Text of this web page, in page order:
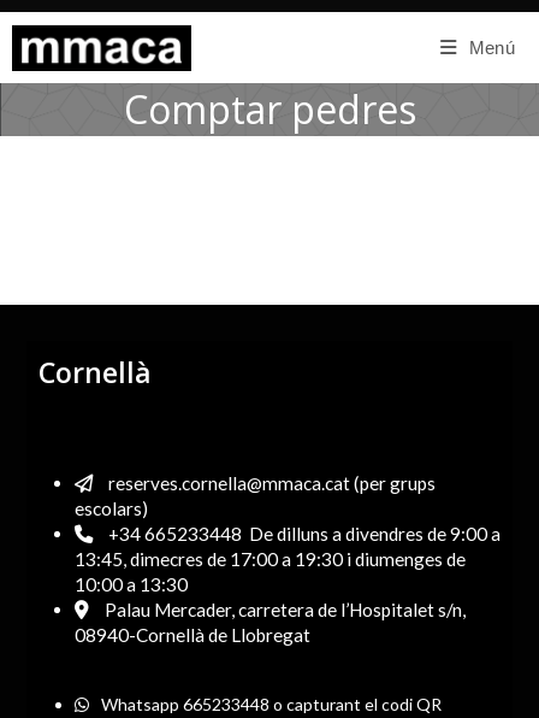
Menú
Comptar pedres
Cornellà
reserves.cornella@mmaca.cat (per grups
escolars)
+34 665233448 De dilluns a divendres de 9:00 a
13:45, dimecres de 17:00 a 19:30 i diumenges de
10:00 a 13:30
Palau Mercader, carretera de l’Hospitalet s/n,
08940-Cornellà de Llobregat
Whatsapp 665233448 o capturant el codi QR